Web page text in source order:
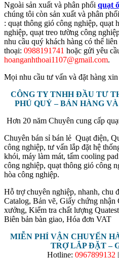
Ngoài sản xuất và phân phối quạt
chúng tôi còn sản xuất và phân
: quạt thông gió công nghiệp, quạt
nghiệp, quạt treo tường công
nhu cầu quý khách hàng có thể
thoại: 0988191741 hoặc gửi yêu
hoanganhthoai1107@gmail.com.
Mọi nhu cầu tư vấn và đặt hàng
CÔNG TY TNHH ĐẦU TƯ
PHÚ QUÝ – BÁN HÀNG
Hơn 20 năm Chuyên cung cấp
Chuyên bán sỉ bán lẻ Quạt điện,
công nghiệp, tư vấn lắp đặt hệ
khói, máy làm mát, tấm cooling
công nghiệp, quạt thông gió công
hòa công nghiệp.
Hỗ trợ chuyên nghiệp, nhanh, chu
Catalog, Bản vẽ, Giấy chứng
xưởng, Kiểm tra chất lượng
Biên bản bàn giao, Hóa đơn VAT
MIỄN PHÍ VẬN CHUYỂN
TRỢ LẮP ĐẶT –
Hotline: 0967899132